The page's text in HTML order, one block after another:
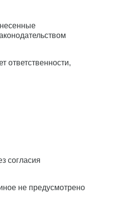
ответственности,
согласия
не предусмотрено